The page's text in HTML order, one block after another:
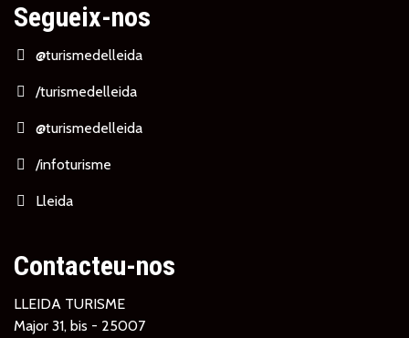
Segueix-nos
@turismedelleida
/turismedelleida
@turismedelleida
/infoturisme
Lleida
Contacteu-nos
LLEIDA TURISME
Major 31, bis - 25007